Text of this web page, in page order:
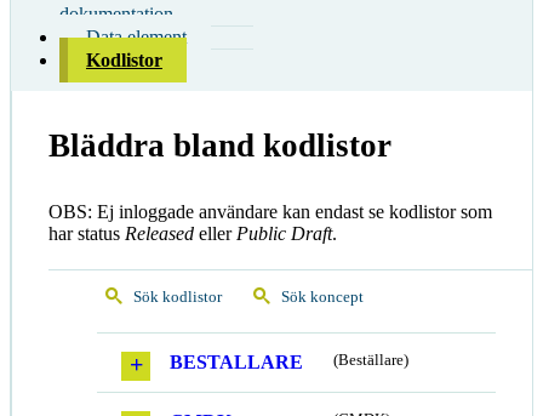
dokumentation
Data element
Kodlistor
Bläddra bland kodlistor
OBS: Ej inloggade användare kan endast se kodlistor som
har status Released eller Public Draft.
Sök kodlistor Sök koncept
BESTALLARE (Beställare)